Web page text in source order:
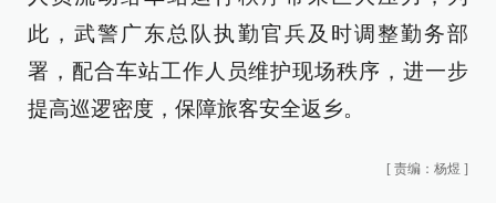
此，武警广东总队执勤官兵及时调整勤务部
署，配合车站工作人员维护现场秩序，进一步
提高巡逻密度，保障旅客安全返乡。
[ 责编：杨煜 ]